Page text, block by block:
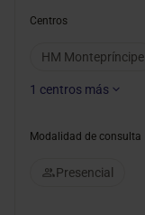
Centros
HM Montepríncipe
1 centros más
Modalidad de consulta
Presencial